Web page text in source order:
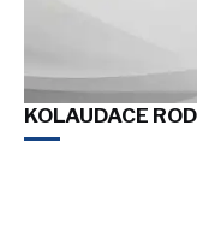
KOLAUDACE